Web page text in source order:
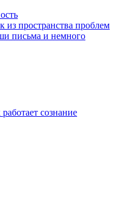
пространства проблем
письма и немного
сознание